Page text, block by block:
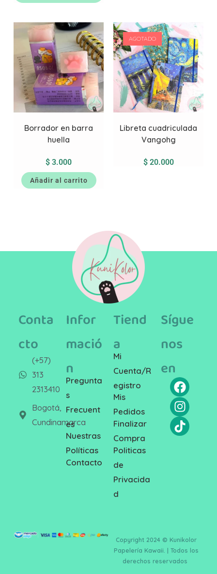
Borrador en barra
huella
$ 3.000
Añadir al carrito
AGOTADO
Libreta cuadriculada
Vangohg
$20.000
Conta
cto
(+57)
313
2313410
Bogotá,
Cundinamarca
Infor
mació
n
Pregunta
s
Frecuent
es
Nuestras
Políticas
Contacto
Tiend
a
Mi
Cuenta/R
egistro
Mis
Pedidos
Finalizar
Compra
Politicas
de
Privacida
d
Sígue
nos
en
Copyright 2024 © Kunikolor
Papelería Kawaii. | Todos los
derechos reservados